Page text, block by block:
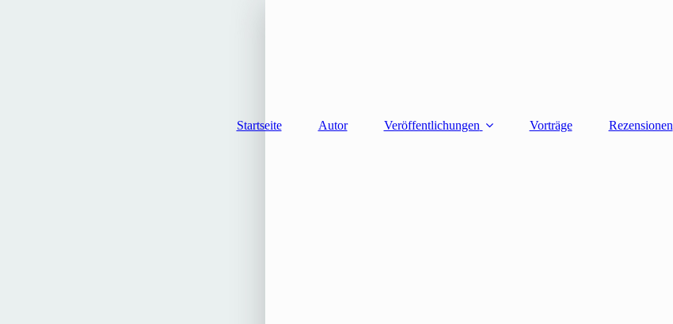
Startseite Autor Veröffentlichungen Vorträge Rezensionen